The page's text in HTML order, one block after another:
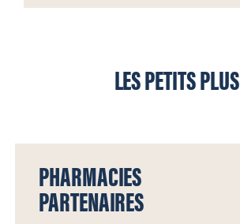
LES PETITS PLUS
PHARMACIES
PARTENAIRES